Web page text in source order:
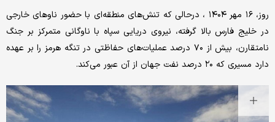
روز، ۱۶ مهر ۱۴۰۴ ، درحالی که تنش‌های منطقه‌ای با حضور ناوهای خارجی
در خلیج فارس بالا گرفته، نیروی دریایی سپاه با ناوگانی متمرکز بر جنگ
نامتقارن، بیش از ۷۰ درصد عملیات‌های حفاظتی در تنگه هرمز را بر عهده
دارد مسیری که ۲۰ درصد نفت جهان از آن عبور می‌کند.